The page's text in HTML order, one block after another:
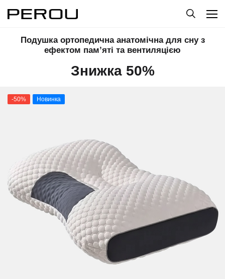
Подушка ортопедична анатомічна для сну з
ефектом пам’яті та вентиляцією
Знижка 50%
-50% Новинка